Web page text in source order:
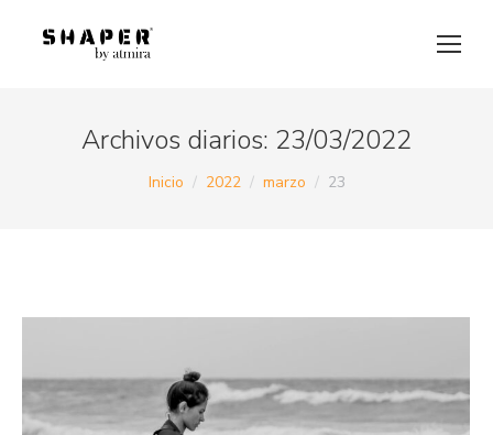
Archivos diarios: 23/03/2022
Estás aquí:
Inicio 2022 marzo 23